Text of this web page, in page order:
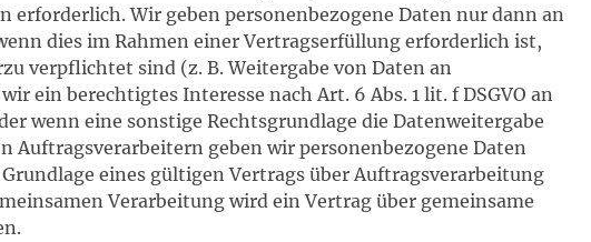
erforderlich. Wir geben personenbezogene Daten nur dann an
dies im Rahmen einer Vertragserfüllung erforderlich ist,
verpflichtet sind (z. B. Weitergabe von Daten an
ein berechtigtes Interesse nach Art. 6 Abs. 1 lit. f DSGVO an
wenn eine sonstige Rechtsgrundlage die Datenweitergabe
Auftragsverarbeitern geben wir personenbezogene Daten
eines gültigen Vertrags über Auftragsverarbeitung
Verarbeitung wird ein Vertrag über gemeinsame